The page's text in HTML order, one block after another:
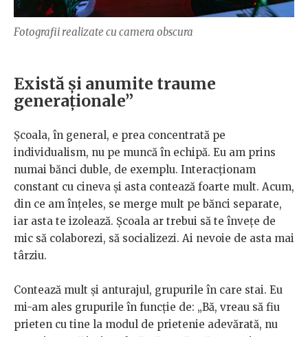
Fotografii realizate cu camera obscura
Există și anumite traume
generaționale”
Școala, în general, e prea concentrată pe
individualism, nu pe muncă în echipă. Eu am prins
numai bănci duble, de exemplu. Interacționam
constant cu cineva și asta contează foarte mult. Acum,
din ce am înțeles, se merge mult pe bănci separate,
iar asta te izolează. Școala ar trebui să te învețe de
mic să colaborezi, să socializezi. Ai nevoie de asta mai
târziu.
Contează mult și anturajul, grupurile în care stai. Eu
mi-am ales grupurile în funcție de: „Bă, vreau să fiu
prieten cu tine la modul de prietenie adevărată, nu